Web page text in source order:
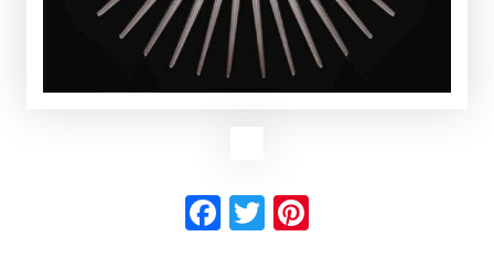
Facebook
Twitter